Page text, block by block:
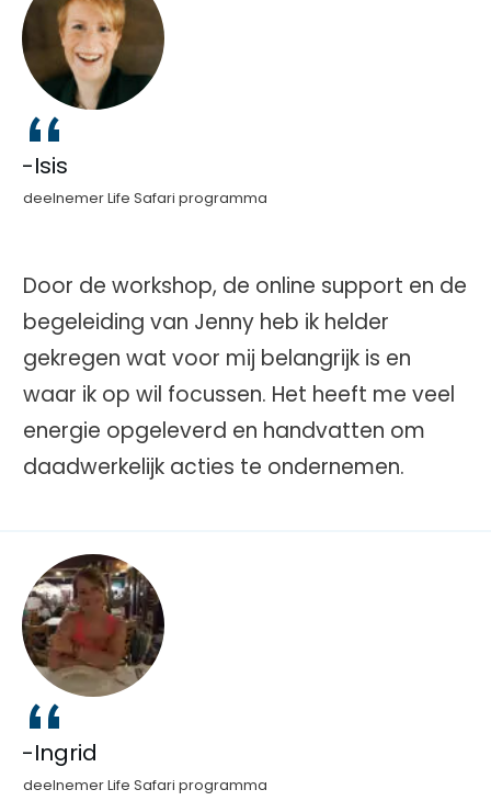
“
-Isis
deelnemer Life Safari programma
Door de workshop, de online support en de
begeleiding van Jenny heb ik helder
gekregen wat voor mij belangrijk is en
waar ik op wil focussen. Het heeft me veel
energie opgeleverd en handvatten om
daadwerkelijk acties te ondernemen.
“
-Ingrid
deelnemer Life Safari programma